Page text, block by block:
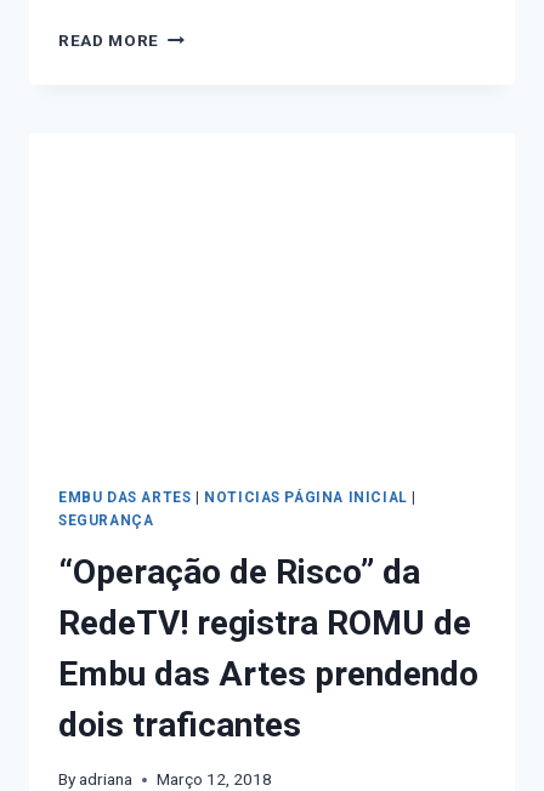
READ MORE
EMBU DAS ARTES | NOTICIAS PÁGINA INICIAL |
SEGURANÇA
“Operação de Risco” da
RedeTV! registra ROMU de
Embu das Artes prendendo
dois traficantes
Byadriana Março 12, 2018